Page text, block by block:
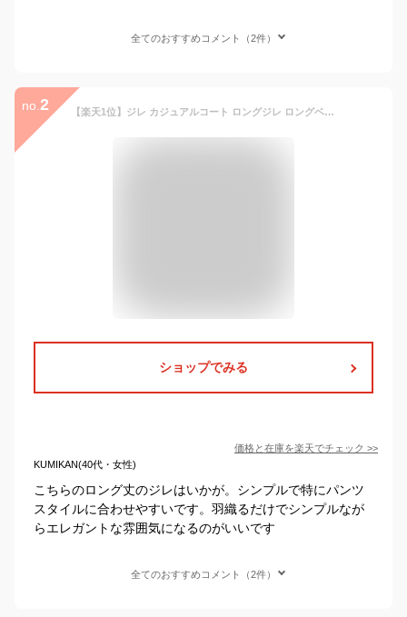
全てのおすすめコメント（2件）
no. 2 【楽天1位】ジレ カジュアルコート ロングジレ ロングベスト レディース トレンチベスト ロング丈 スーツベスト おばあちゃん服 母の日プレゼントノーカラー アウター 4XL 大きいサイズ ブラック ホワイト ロング丈 春 夏 スリットシンプル
ショップでみる
価格と在庫を楽天でチェック >>
KUMIKAN(40代・女性)
こちらのロング丈のジレはいかが。シンプルで特にパンツ
スタイルに合わせやすいです。羽織るだけでシンプルなが
らエレガントな雰囲気になるのがいいです
全てのおすすめコメント（2件）